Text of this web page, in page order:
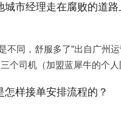
家
城市经理走在腐败的道路
不同，舒服多了”出自广州
个司机（加盟蓝犀牛的个
的
怎样接单安排流程的？